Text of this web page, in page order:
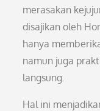
merasakan
disajikan oleh
hanya
namun juga
langsung.
Hal ini